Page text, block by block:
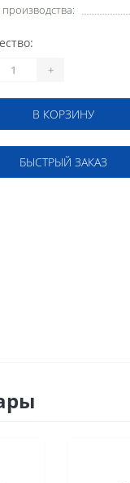
+
В КОРЗИНУ
БЫСТРЫЙ ЗАКАЗ